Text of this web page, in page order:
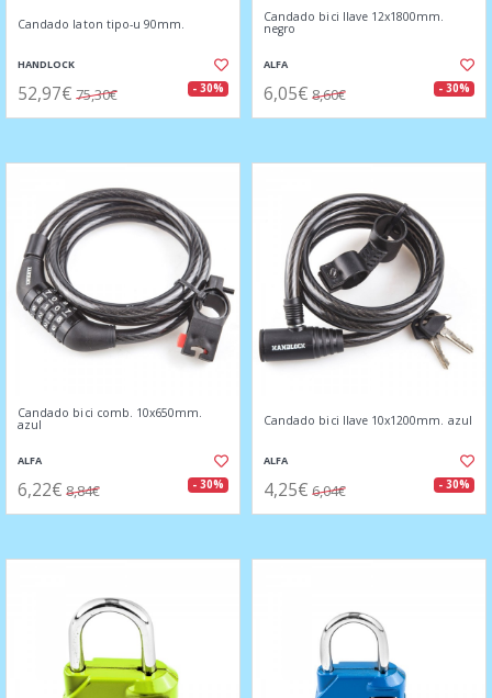
Candado laton tipo-u 90mm.
HANDLOCK
52,97€ 75,30€ - 30%
Candado bici llave 12x1800mm.
negro
ALFA
6,05€ 8,60€ - 30%
Candado bici comb. 10x650mm.
azul
ALFA
6,22€ 8,84€ - 30%
Candado bici llave 10x1200mm. azul
ALFA
4,25€ 6,04€ - 30%